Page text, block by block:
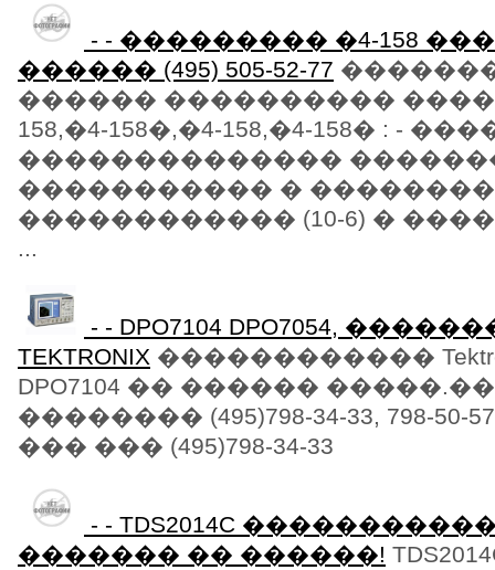
- - ��������� �4-158
������ (495) 505-52-77
������ ����������
158,�4-158�,�4-158,�4-158� : -
��������������
����������� �
������������ (10-6) �
...
- - DPO7104 DPO7054,
TEKTRONIX ������������
DPO7104 �� ������
�������� (495)798-34-33, 798-50-
��� ��� (495)798-34-33
- - TDS2014C �����������
������� �� ������!